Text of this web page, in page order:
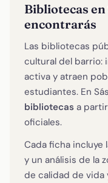
Bibliotecas en
encontrarás
Las bibliotecas
cultural del barrio:
activa y atraen
estudiantes. En
bibliotecas a
oficiales.
Cada ficha
y un análisis de la
de calidad de vida